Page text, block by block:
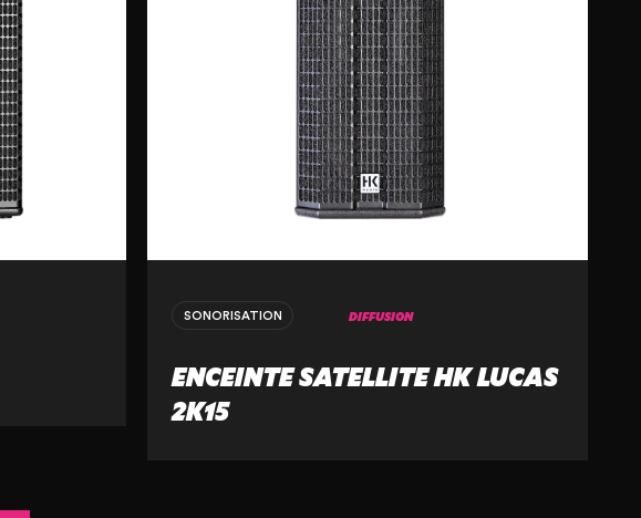
SONORISATION DIFFUSION
ENCEINTE SATELLITE HK LUCAS
2K15